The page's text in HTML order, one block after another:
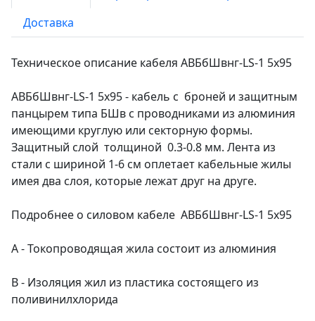
Доставка
Техническое описание кабеля АВБбШвнг-LS-1 5х95
АВБбШвнг-LS-1 5х95 - кабель с броней и защитным
панцырем типа БШв с проводниками из алюминия
имеющими круглую или секторную формы.
Защитный слой толщиной 0.3-0.8 мм. Лента из
стали с шириной 1-6 см оплетает кабельные жилы
имея два слоя, которые лежат друг на друге.
Подробнее о силовом кабеле АВБбШвнг-LS-1 5х95
А - Токопроводящая жила состоит из алюминия
В - Изоляция жил из пластика состоящего из
поливинилхлорида